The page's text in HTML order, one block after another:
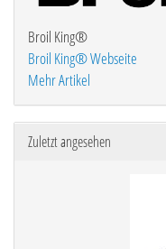
Broil King®
Broil King® Webseite
Mehr Artikel
Zuletzt angesehen